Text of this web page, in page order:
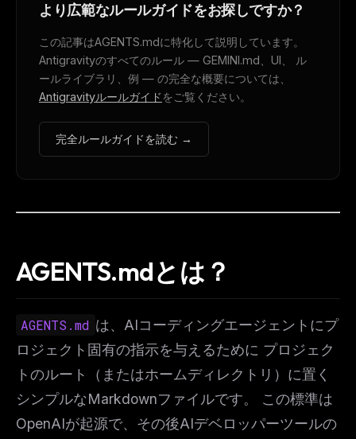
より広範なルールガイドをお探しですか？
この記事はAGENTS.mdに特化して説明しています。
Antigravityのすべてのルール — GEMINI.md、UI、 ル
ールライブラリ、例 — の完全な概要については、
Antigravityルールガイド をご覧ください。
完全ルールガイドを読む →
AGENTS.mdとは？
AGENTS.md は、AIコーディングエージェントにプ
ロジェクト固有の指示を与えるために プロジェク
トのルート（またはホームディレクトリ）に置く
シンプルなMarkdownファイルです。 この標準は
OpenAIが起源で、その後AIデベロッパーツールの